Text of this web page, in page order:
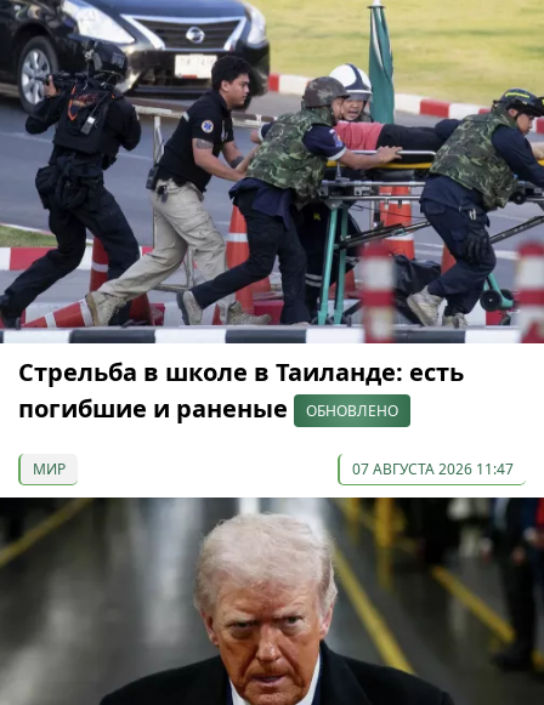
Стрельба в школе в Таиланде: есть
погибшие и раненые
ОБНОВЛЕНО
МИР 07 АВГУСТА 2026 11:47